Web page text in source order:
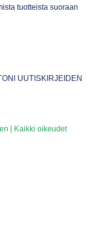
tuotteista suoraan
UUTISKIRJEIDEN
| Kaikki oikeudet